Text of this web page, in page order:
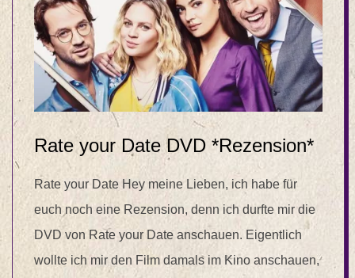
Rate your Date DVD *Rezension*
Rate your Date Hey meine Lieben, ich habe für
euch noch eine Rezension, denn ich durfte mir die
DVD von Rate your Date anschauen. Eigentlich
wollte ich mir den Film damals im Kino anschauen,